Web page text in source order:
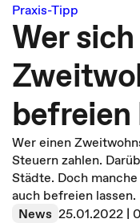
Praxis-Tipp
Wer
befreien
Wer einen
Steuern zahlen.
Städte. Doch
auch befreien lassen.
News 25.01.2022 |